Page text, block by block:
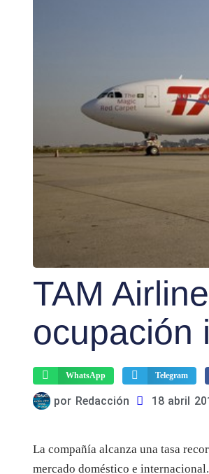
TAM
ocupación
WhatsApp Telegram
por Redacción 18 abril
La compañía alcanza una tasa
mercado doméstico e internacional.